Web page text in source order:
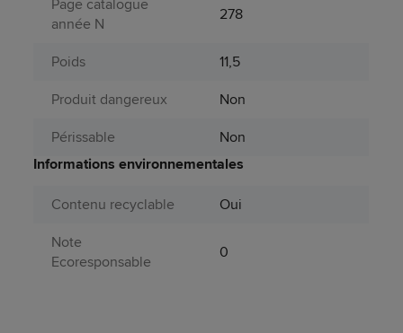
Page catalogue
année N
278
Poids
11,5
Produit dangereux
Non
Périssable
Non
Informations environnementales
Contenu recyclable
Oui
Note
Ecoresponsable
0